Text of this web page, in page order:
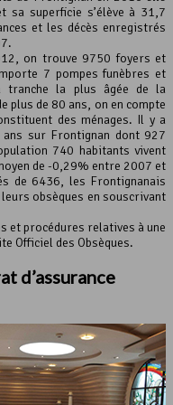
, © OpenStreetMap contributeurs
sa superficie s’élève à 31,7
et les décès enregistrés
on trouve 9750 foyers et
7 pompes funèbres et
la plus âgée de la
plus de 80 ans, on en compte
des ménages. Il y a
sur Frontignan dont 927
740 habitants vivent
de -0,29% entre 2007 et
de 6436, les Frontignanais
obsèques en souscrivant
et procédures relatives à une
Officiel des Obsèques.
d’assurance